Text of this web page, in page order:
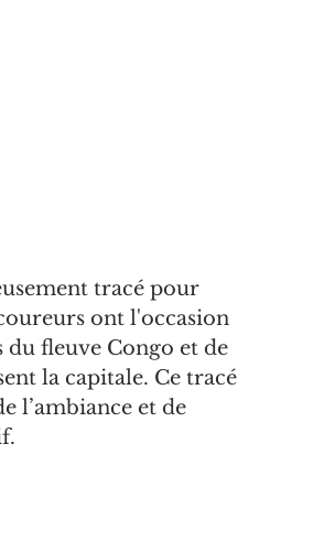
tracé pour
ont l'occasion
fleuve Congo et de
la capitale. Ce tracé
l’ambiance et de